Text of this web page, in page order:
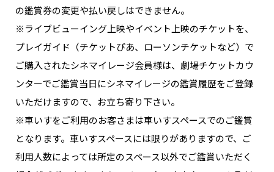
の鑑賞券の変更や払い戻しはできません。
※ライブビューイング上映やイベント上映のチケットを、
プレイガイド（チケットぴあ、ローソンチケットなど）で
ご購入されたシネマイレージ会員様は、劇場チケットカウ
ンターでご鑑賞当日にシネマイレージの鑑賞履歴をご登録
いただけますので、お立ち寄り下さい。
※車いすをご利用のお客さまは車いすスペースでのご鑑賞
となります。車いすスペースには限りがありますので、ご
利用人数によっては所定のスペース以外でご鑑賞いただく